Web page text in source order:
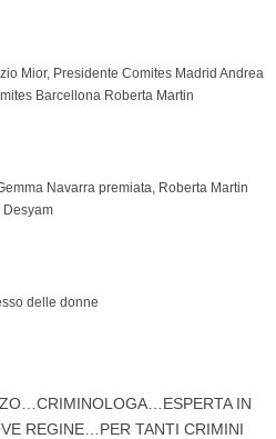
Mior, Presidente Comites Madrid Andrea
Barcellona Roberta Martin
Navarra premiata, Roberta Martin
Desyam
delle donne
IN
REGINE…PER TANTI CRIMINI